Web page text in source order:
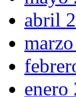
abril
enero